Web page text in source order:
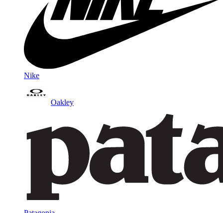
Nike
Oakley